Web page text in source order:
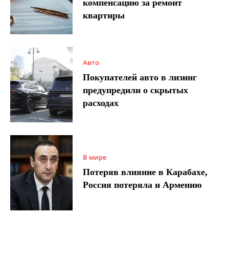
компенсацию за ремонт
квартиры
Авто
Покупателей авто в лизинг
предупредили о скрытых
расходах
В мире
Потеряв влияние в Карабахе,
Россия потеряла и Армению